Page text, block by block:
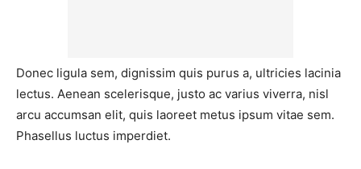
Donec ligula sem, dignissim quis purus a, ultricies lacinia
lectus. Aenean scelerisque, justo ac varius viverra, nisl
arcu accumsan elit, quis laoreet metus ipsum vitae sem.
Phasellus luctus imperdiet.